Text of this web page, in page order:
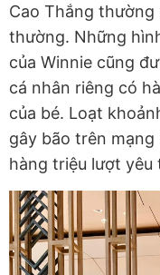
Cao Thắng thường
thường. Những
của Winnie cũng
cá nhân riêng có
của bé. Loạt
gây bão trên
hàng triệu lượt